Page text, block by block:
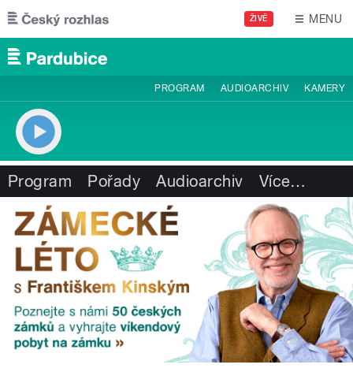
Přejít k hlavnímu obsahu
ŽIVĚ MENU
PROGRAM AUDIOARCHIV KAMERY
Program Pořady Audioarchiv Více…